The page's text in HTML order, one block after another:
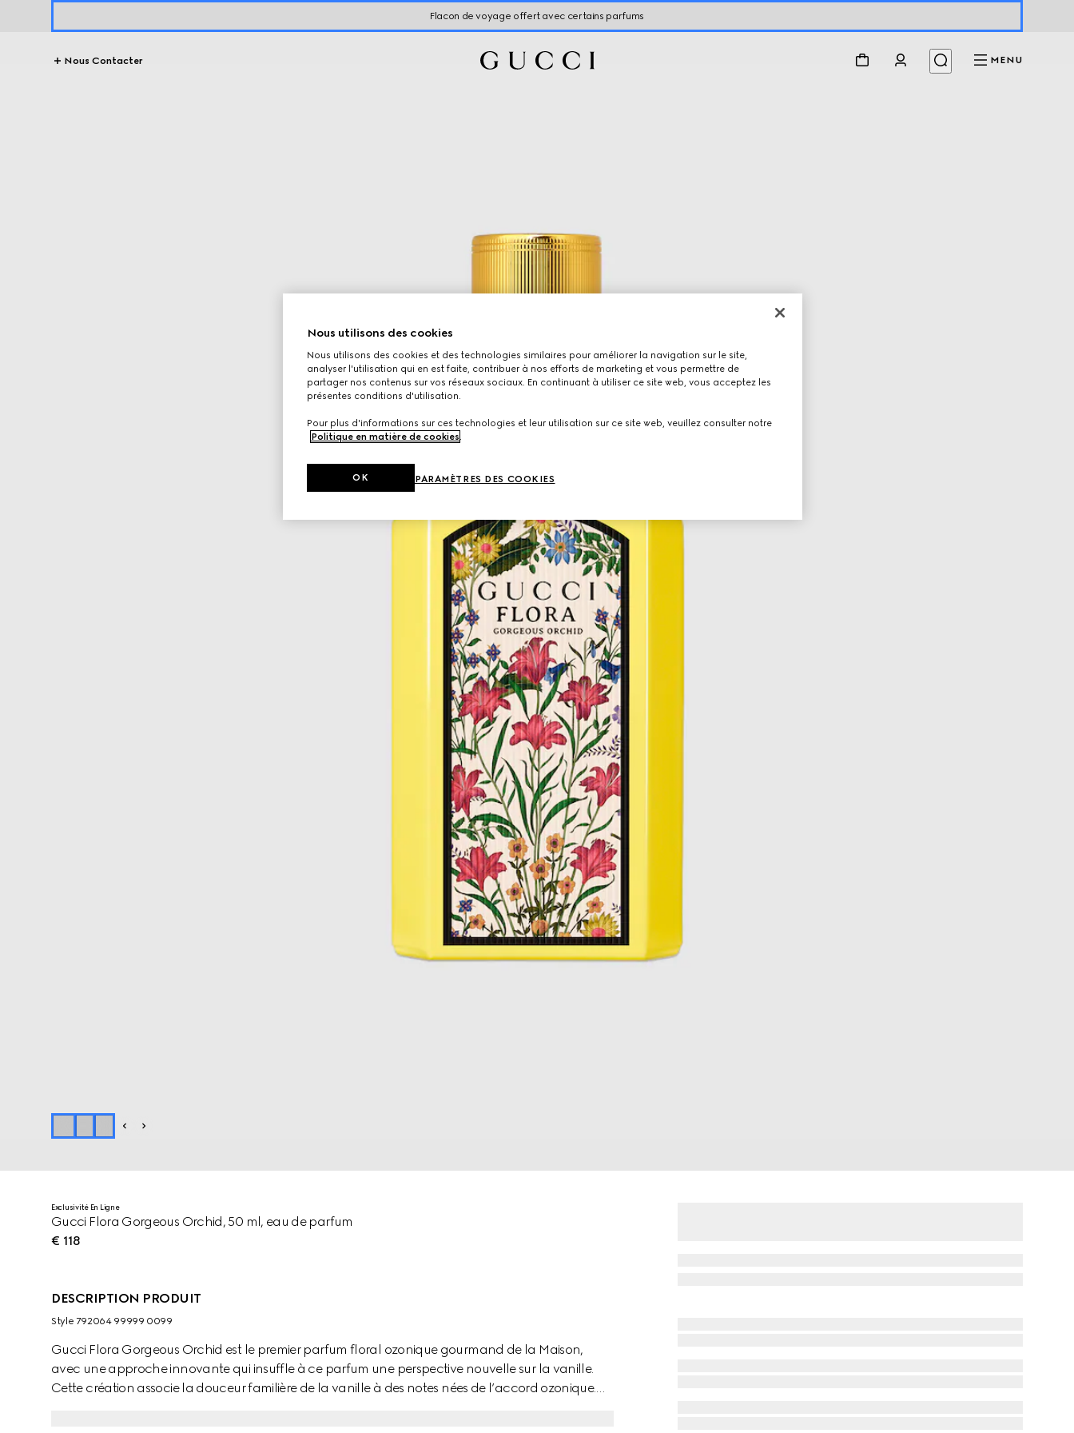
Flacon de voyage offert avec certains parfums
Nous Contacter MENU
Exclusivité En Ligne
Gucci Flora Gorgeous Orchid, 50 ml, eau de parfum
€ 118
DESCRIPTION PRODUIT
Style ‎792064 99999 0099
Gucci Flora Gorgeous Orchid est le premier parfum floral ozonique gourmand de la Maison,
avec une approche innovante qui insuffle à ce parfum une perspective nouvelle sur la vanille.
Cette création associe la douceur familière de la vanille à des notes nées de l’accord ozonique.
Nous utilisons des cookies
Nous utilisons des cookies et des technologies similaires pour améliorer la navigation sur le site,
analyser l'utilisation qui en est faite, contribuer à nos efforts de marketing et vous permettre de
partager nos contenus sur vos réseaux sociaux. En continuant à utiliser ce site web, vous acceptez les
présentes conditions d'utilisation.
Pour plus d'informations sur ces technologies et leur utilisation sur ce site web, veuillez consulter notre
Politique en matière de cookies
PARAMÈTRES DES COOKIES
OK